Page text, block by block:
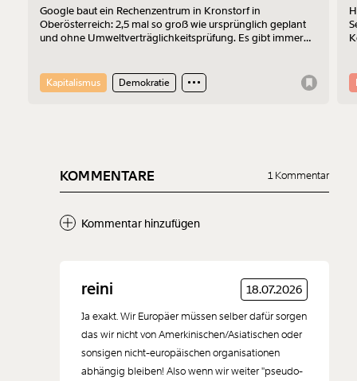
Google baut ein Rechenzentrum in Kronstorf in
Oberösterreich: 2,5 mal so groß wie ursprünglich geplant
und ohne Umweltverträglichkeitsprüfung. Es gibt immer
Kronstorf“ Harald Müllner erklärt im Interview, wo die
Probleme liegen und was er sich vom Protest erhofft.
Kapitalismus Demokratie
KOMMENTARE 1 Kommentar
Kommentar hinzufügen
Neuen Kommentar
reini 18.07.2026
Ja exakt. Wir Europäer müssen selber dafür sorgen
das wir nicht von Amerkinischen/Asiatischen oder
sonsigen nicht-europäischen organisationen
abhängig bleiben! Also wenn wir weiter "pseudo-